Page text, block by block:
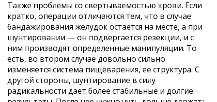
Также проблемы со свертываемостью крови. Если
кратко, операции отличаются тем, что в случае
бандажирования желудок остается на месте, а при
шунтировании — он подвергается резекции, и с
ним производят определенные манипуляции. То
есть, во втором случае довольно сильно
изменяется система пищеварения, ее структура. С
другой стороны, шунтирование в силу
радикальности дает более стабильные и долгие
Гид пациента
Об ожирении
Индекс массы тела
О бариатрии
До и после
Политика конфиденциальности